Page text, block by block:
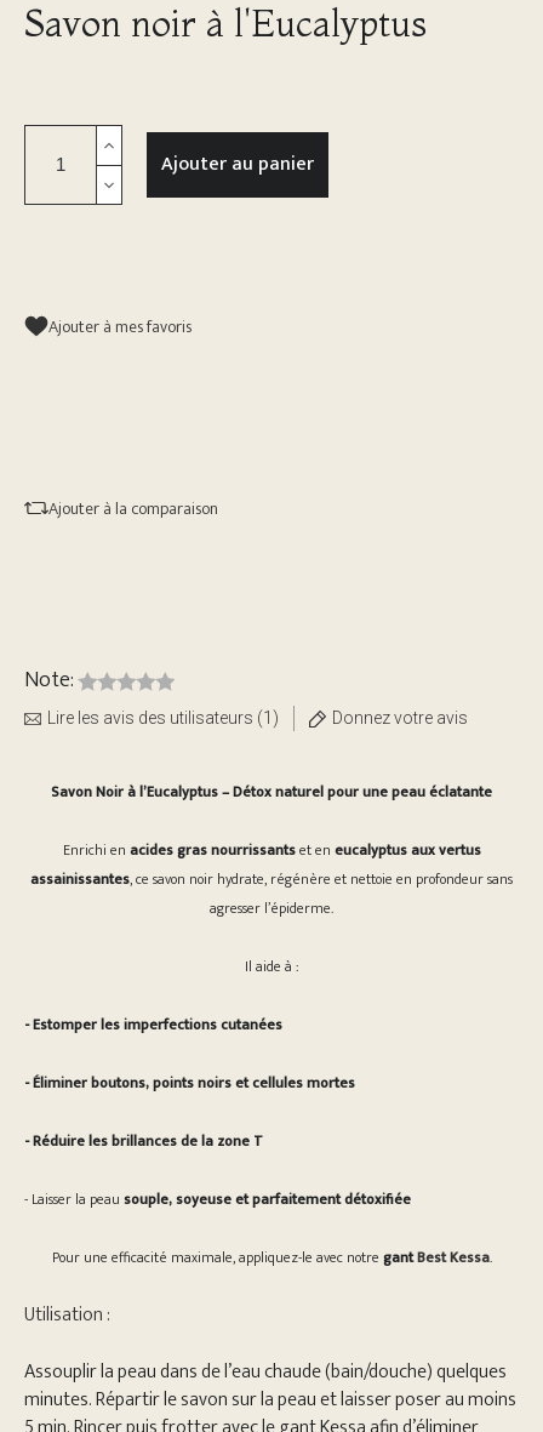
Savon noir à l'Eucalyptus
Ajouter au panier
Ajouter à mes favoris
Ajouter à la comparaison
Note:
Lire les avis des utilisateurs (1) Donnez votre avis
Savon Noir à l’Eucalyptus – Détox naturel pour une peau éclatante
Enrichi en acides gras nourrissantset en eucalyptus aux vertus
assainissantes, ce savon noir hydrate, régénère et nettoie en profondeur sans
agresser l’épiderme.
Il aide à :
- Estomper les imperfections cutanées
- Éliminer boutons, points noirs et cellules mortes
- Réduire les brillances de la zone T
- Laisser la peau souple, soyeuse et parfaitement détoxifiée
Pour une efficacité maximale, appliquez-le avec notre gantBest Kessa.
Utilisation :
Assouplir la peau dans de l’eau chaude (bain/douche) quelques
minutes. Répartir le savon sur la peau et laisser poser au moins